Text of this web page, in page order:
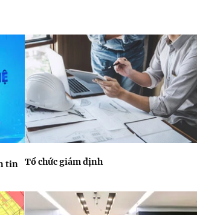
tin
Tổ chức giám định